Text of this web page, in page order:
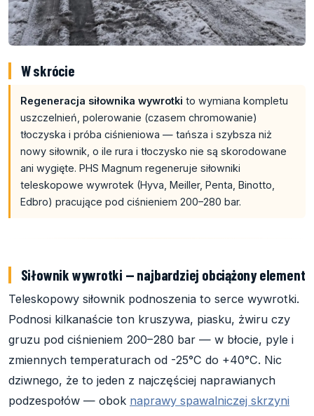
W skrócie
Regeneracja siłownika wywrotki to wymiana kompletu
uszczelnień, polerowanie (czasem chromowanie)
tłoczyska i próba ciśnieniowa — tańsza i szybsza niż
nowy siłownik, o ile rura i tłoczysko nie są skorodowane
ani wygięte. PHS Magnum regeneruje siłowniki
teleskopowe wywrotek (Hyva, Meiller, Penta, Binotto,
Edbro) pracujące pod ciśnieniem 200–280 bar.
Siłownik wywrotki — najbardziej obciążony element
Teleskopowy siłownik podnoszenia to serce wywrotki.
Podnosi kilkanaście ton kruszywa, piasku, żwiru czy
gruzu pod ciśnieniem 200–280 bar — w błocie, pyle i
zmiennych temperaturach od -25°C do +40°C. Nic
dziwnego, że to jeden z najczęściej naprawianych
podzespołów — obok naprawy spawalniczej skrzyni